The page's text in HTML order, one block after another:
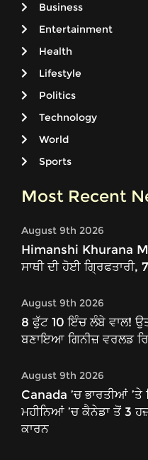
Business
Entertainment
Health
Lifestyle
Politics
Technology
World
Sports
Most Recent
August 9th 2026
Himanshi Khurana
ਸਾਥੀ ਦੀ ਹੋਈ ਗ੍ਰਿਫਤਾਰੀ,
August 9th 2026
8 ਫੁੱਟ 10 ਇੰਚ ਲੰਬੇ ਵਾਲ!
ਬਣਾਇਆ ਗਿਨੀਜ਼ ਵਰਲਡ
August 9th 2026
Canada ’ਚ ਭਾਰਤੀਆਂ
ਮਹੀਨਿਆਂ ’ਚ ਕੈਨੇਡਾ ਤੋਂ 3
ਕਾਰਨ